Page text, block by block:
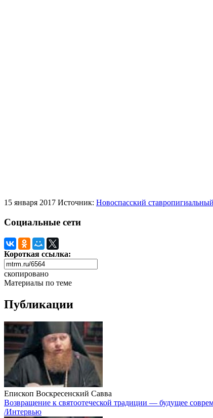
15 января 2017 Источник: Новоспасский
Социальные сети
Короткая ссылка:
скопировано
Материалы по теме
Публикации
Епископ Воскресенский Савва
Возвращение к святоотеческой традиции — будущее
/Интервью